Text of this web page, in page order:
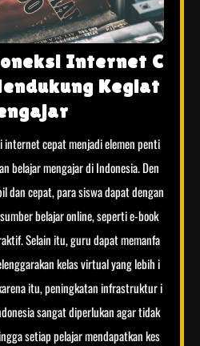
Internet C
Kegiat
internet cepat menjadi elemen penti
belajar mengajar di Indonesia. Den
dan cepat, para siswa dapat dengan
belajar online, seperti e-book
Selain itu, guru dapat memanfa
kelas virtual yang lebih i
itu, peningkatan infrastruktur i
sangat diperlukan agar tidak
setiap pelajar mendapatkan kes